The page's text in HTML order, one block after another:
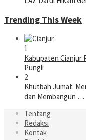
Trending This Week
1
Kabupaten Cianjur
Pungli
2
Khutbah Jumat:
dan Membangun …
Tentang
Redaksi
Kontak